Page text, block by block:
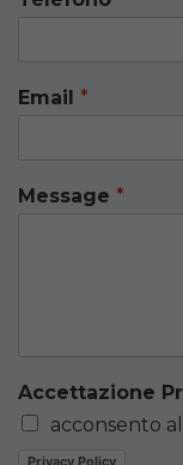
Email *
Message *
Accettazione
acconsento
Privacy Policy